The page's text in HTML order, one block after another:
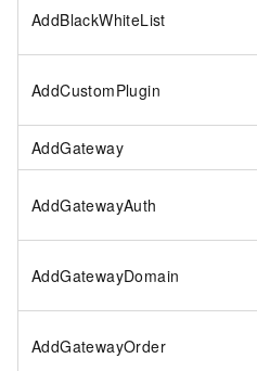
AddBlackWhiteList
AddCustomPlugin
AddGateway
AddGatewayAuth
AddGatewayDomain
AddGatewayOrder